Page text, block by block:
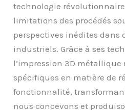
technologie
limitations des procédés
perspectives inédites dans
industriels. Grâce à ses
l’impression 3D métallique
spécifiques en matière de
fonctionnalité,
nous concevons et